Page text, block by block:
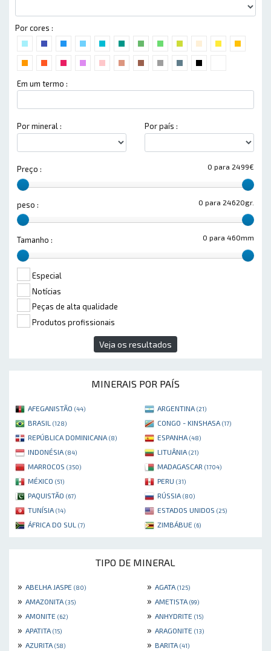
Por cores :
Em um termo :
Por mineral : Por país :
0 para 2499€
Preço :
0 para 24620gr.
peso :
0 para 460mm
Tamanho :
Especial
Notícias
Peças de alta qualidade
Produtos profissionais
Veja os resultados
MINERAIS POR PAÍS
AFEGANISTÃO (44) ARGENTINA (21)
BRASIL (128) CONGO - KINSHASA (17)
REPÚBLICA DOMINICANA (8) ESPANHA (48)
INDONÉSIA (84) LITUÂNIA (21)
MARROCOS (350) MADAGASCAR (1704)
MÉXICO (51) PERU (31)
PAQUISTÃO (67) RÚSSIA (80)
TUNÍSIA (14) ESTADOS UNIDOS (25)
ÁFRICA DO SUL (7) ZIMBÁBUE (6)
TIPO DE MINERAL
» ABELHA JASPE (80) » AGATA (125)
» AMAZONITA (35) » AMETISTA (99)
» AMONITE (62) » ANHYDRITE (15)
» APATITA (15) » ARAGONITE (13)
» AZURITA (58) » BARITA (41)